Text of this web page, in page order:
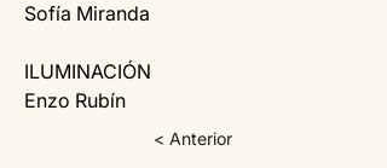
Sofía Miranda
ILUMINACIÓN
Enzo Rubín
< Anterior